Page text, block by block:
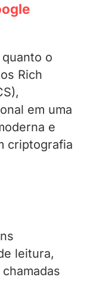
o
Rich
em uma
e
criptografia
leitura,